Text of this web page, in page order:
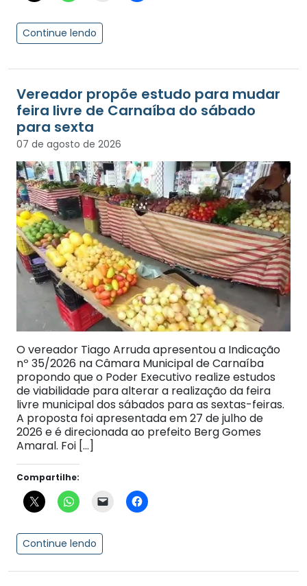
Continue lendo
Vereador propõe estudo para mudar
feira livre de Carnaíba do sábado
para sexta
07 de agosto de 2026
O vereador Tiago Arruda apresentou a Indicação
nº 35/2026 na Câmara Municipal de Carnaíba
propondo que o Poder Executivo realize estudos
de viabilidade para alterar a realização da feira
livre municipal dos sábados para as sextas-feiras.
A proposta foi apresentada em 27 de julho de
2026 e é direcionada ao prefeito Berg Gomes
Amaral. Foi […]
Compartilhe:
Continue lendo